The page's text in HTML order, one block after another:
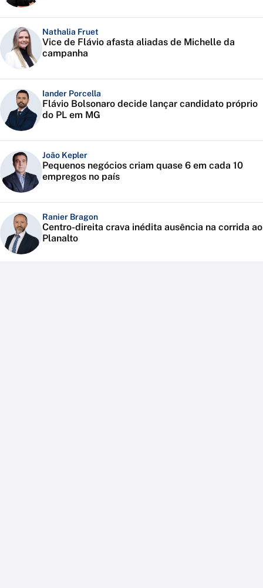
Nathalia Fruet
Vice de Flávio afasta aliadas de Michelle da
campanha
Iander Porcella
Flávio Bolsonaro decide lançar candidato próprio
do PL em MG
João Kepler
Pequenos negócios criam quase 6 em cada 10
empregos no país
Ranier Bragon
Centro-direita crava inédita ausência na corrida ao
Planalto